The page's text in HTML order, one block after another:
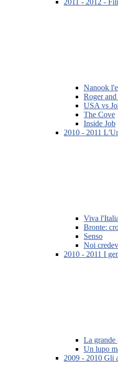
2011 - 2012 -
Nanook
Roger and
USA vs
The Cove
Inside Job
2010 - 2011
Viva
Bronte:
Senso
Noi
2010 - 2011 I
La grande
Un lupo
2009 - 2010 Gli